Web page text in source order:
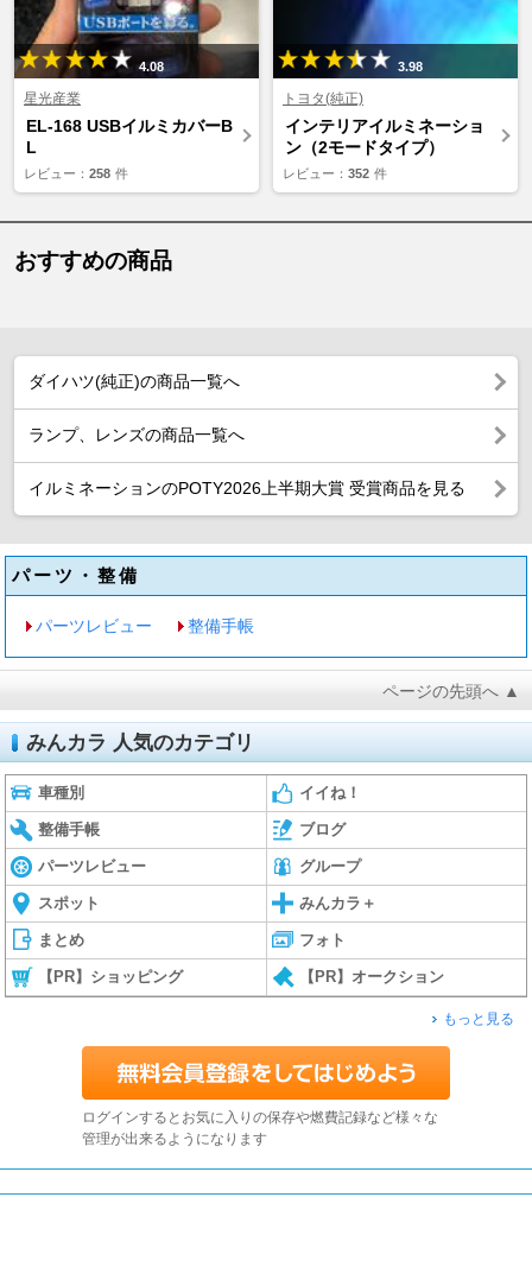
4.08
星光産業
EL-168 USBイルミカバーB
L
レビュー： 258 件
3.98
トヨタ(純正)
インテリアイルミネーショ
ン（2モードタイプ）
レビュー： 352 件
おすすめの商品
ダイハツ(純正)の商品一覧へ
ランプ、レンズの商品一覧へ
イルミネーションのPOTY2026上半期大賞 受賞商品を見る
パーツ・整備
パーツレビュー 整備手帳
ページの先頭へ ▲
みんカラ 人気のカテゴリ
車種別 イイね！
整備手帳 ブログ
パーツレビュー グループ
スポット みんカラ＋
まとめ フォト
【PR】ショッピング 【PR】オークション
もっと見る
ログインするとお気に入りの保存や燃費記録など様々な
管理が出来るようになります